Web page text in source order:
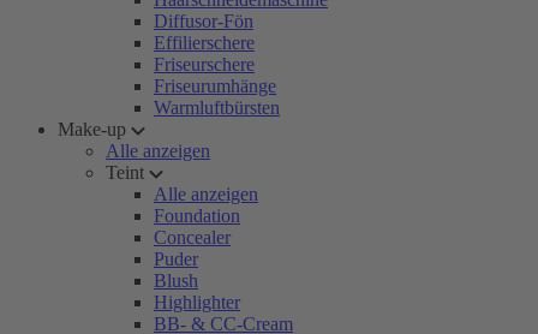
Diffusor-Fön
Effilierschere
Friseurschere
Friseurumhänge
Warmluftbürsten
Make-up
Alle anzeigen
Teint
Alle anzeigen
Foundation
Concealer
Puder
Blush
Highlighter
BB- & CC-Cream